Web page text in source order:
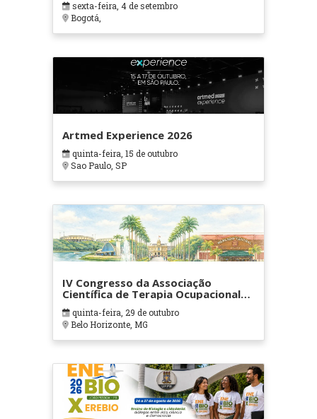
sexta-feira, 4 de setembro
Bogotá,
Artmed Experience 2026
quinta-feira, 15 de outubro
Sao Paulo, SP
IV Congresso da Associação
Científica de Terapia Ocupacional
em Contextos Hospitalares e
Cuidados Paliativos - ATOHOSP
quinta-feira, 29 de outubro
Belo Horizonte, MG